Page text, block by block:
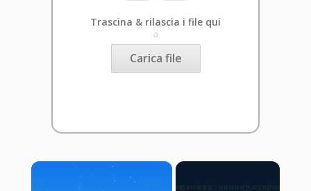
Trascina & rilascia i file qui
o
Carica file
×